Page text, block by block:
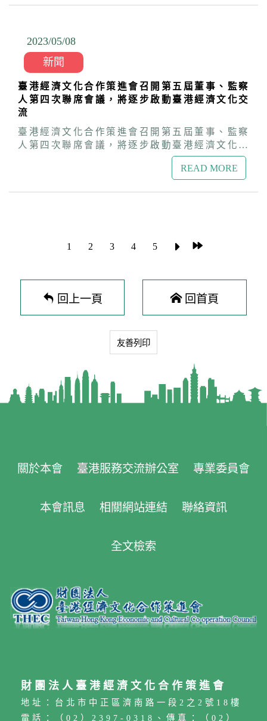
生活後，持續精進自我，多方面學習，展現臺灣
陸委會及策進會表達對葉女士的肯定與感謝，並
特別致送「台適風格-香港人全方位生活指南」，
希望移居來臺的港澳人士都能順利創造屬於自己
的故事，成為種子在其他人心底發芽，共同創造
出新的文化花火。
各大專院校皆有專責人員負責協助港澳僑生通過
評點制，並且也十分重視這一塊，希望藉由此次
活動讓港澳僑生更加瞭解臺灣便利的制度。 大陸
委員會港澳蒙藏處魏淑娟副處長表示，據勞動部
統計，110學年度以評點制留臺的港澳學生共有
965人，較103年成長近15倍，顯示港澳學生留臺
發展的意願及人數都大幅成長，對於臺灣的勞動
力供給與國家競爭力都有很大的助益。大陸委員
會為了瞭解在臺港澳學生畢業後留臺發展所遭遇
的問題，特別在111年舉辦了民意調查，結果發
現有超過77%的同學有留臺發展的意願，但是仍
有近6成的港澳同學不完全了解「評點制」的詳細
內容，所以特別委託中華港澳之友協會舉辦
並增進臺灣對港澳之認識與瞭解，大陸委員會與
「財團法人臺港經濟文化合作策進會」每年都共
展、友誼足球賽、美食文化嘉年華等活動，並主
動關心港澳人士在臺就學、就業及生活情形，協
助解決相關問題。而策進會底下另設有「臺港服
務交流辦公室」，提供有意移居來臺的港人相關
諮詢服務，各位若遇到實際問題，也可以致電02-
2700-3199的專線電話，會有專人提供諮詢服
整體環境，因此選擇來臺就讀大學，並在大三、
示：申請工作證時，不能選擇公司資本額和營業
累獲得來提升，關於評點制大家也不用過度擔
留證，採線上申請方式將更快速便捷。此外，如
果已在臺灣工作若有遇到從A工作換到B工作的事
情發生，則B工作的工作簽證務必在十天內完
成，最好早點規劃、無縫接軌，避免五年時間白
說，便是一位值得被需求的人力。他以自己以前
在馬來西亞服務為例，有位印度籍的員工知道他
是臺灣派來的主管，居然以臺語向他問候早安。
2023/05/08
新聞
臺港經濟文化合作策進會召開第五屆董事、監察
人第四次聯席會議，將逐步啟動臺港經濟文化交
流
臺港經濟文化合作策進會召開第五屆董事、監察
人第四次聯席會議，將逐步啟動臺港經濟文化交
流臺港經濟文化合作策進會於今(2)日下午召開第
五屆董事、監察人第四次聯席會議，由新任董事
國內主要工商團體赴港交流，並辦理多元文化活
陳漢銘董事長為策進會董事，及聘任陸委會港澳
蒙藏處盧長水處長接兼秘書長；另為利策進會業
務長遠發展、完善專業委員會及人事制度運作，
並通過策進會專案委員會組織簡則，期廣納人
才，促進臺港經濟文化交流。 新聞聯絡人：謝小
姐 電話：23975589分機6008詹董事長說明政策
方針.png
READ MORE
1 2 3 4 5
回上一頁 回首頁
友善列印
關於本會 臺港服務交流辦公室 專業委員會
本會訊息 相關網站連結 聯絡資訊
全文檢索
財團法人臺港經濟文化合作策進會
地址：台北市中正區濟南路一段2之2號18樓
電話：（02）2397-0318、傳真：（02）